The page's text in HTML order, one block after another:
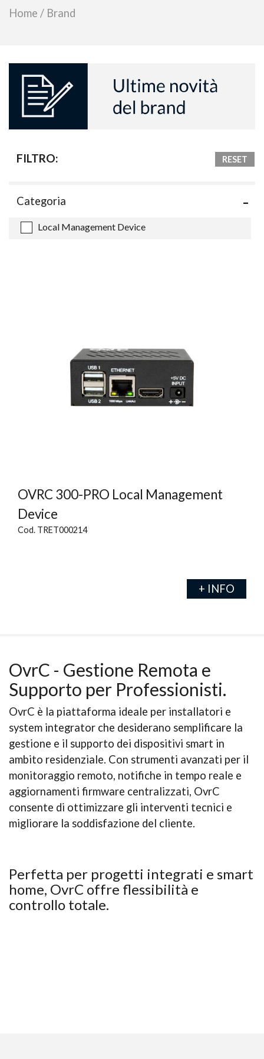
Home / Brand
FILTRO: RESET
Categoria
Local Management Device
OVRC 300-PRO Local Management
Device
Cod. TRET000214
+ INFO
OvrC - Gestione Remota e
Supporto per Professionisti.
OvrC è la piattaforma ideale per installatori e
system integrator che desiderano semplificare la
gestione e il supporto dei dispositivi smart in
ambito residenziale. Con strumenti avanzati per il
monitoraggio remoto, notifiche in tempo reale e
aggiornamenti firmware centralizzati, OvrC
consente di ottimizzare gli interventi tecnici e
migliorare la soddisfazione del cliente.
Perfetta per progetti integrati e smart
home, OvrC offre flessibilità e
controllo totale.